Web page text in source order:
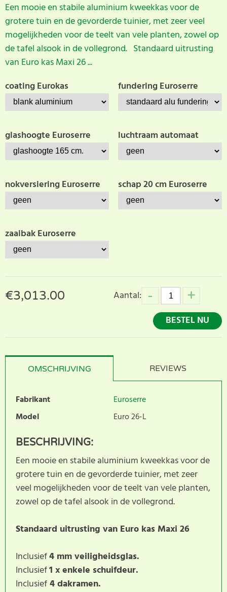
Een mooie en stabile aluminium kweekkas voor de
grotere tuin en de gevorderde tuinier, met zeer veel
mogelijkheden voor de teelt van vele planten, zowel op
de tafel alsook in de vollegrond. Standaard uitrusting
van Euro kas Maxi 26 ...
coating Eurokas
fundering Euroserre
glashoogte Euroserre luchtraam automaat
nokversiering Euroserre schap 20 cm Euroserre
zaaibak Euroserre
€3,013.00
Aantal:
BESTEL NU
OMSCHRIJVING REVIEWS
Fabrikant
Euroserre
Model
Euro 26-L
BESCHRIJVING:
Een mooie en stabile aluminium kweekkas voor de
grotere tuin en de gevorderde tuinier, met zeer
veel mogelijkheden voor de teelt van vele planten,
zowel op de tafel alsook in de vollegrond.
Standaard uitrusting van Euro kas Maxi 26
Inclusief4 mm veiligheidsglas.
Inclusief1 x enkele schuifdeur.
Inclusief4 dakramen.